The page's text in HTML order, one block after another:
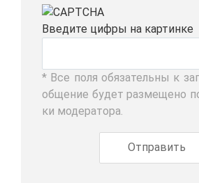
Вве­ди­те циф­ры на кар­тин­ке
* Все по­ля обя­за­тель­ны к
об­ще­ние бу­дет раз­ме­ще­но
ки мо­де­ра­то­ра.